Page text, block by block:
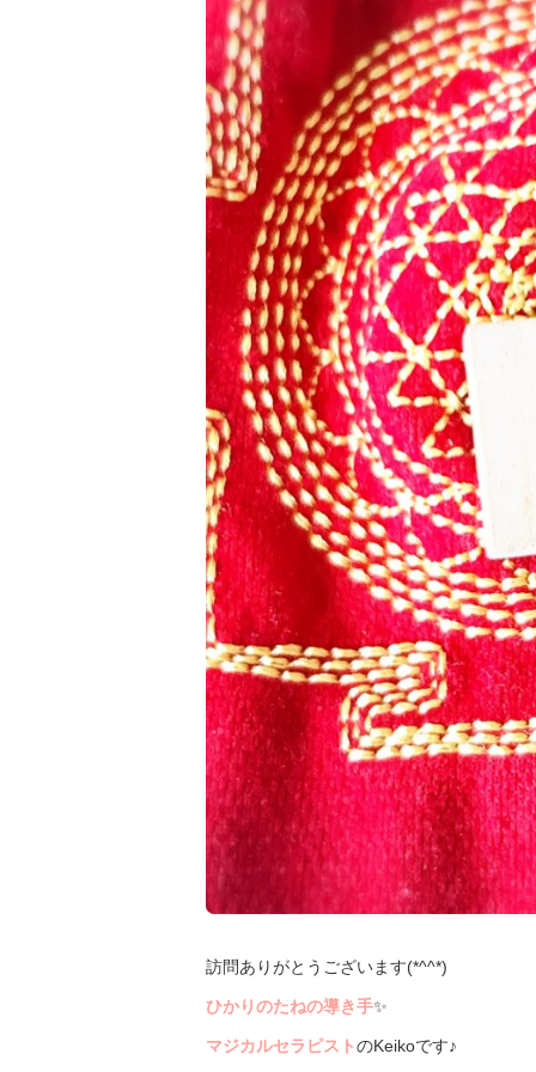
訪問ありがとうございます(*^^*)
ひかりのたねの導き手✨
マジカルセラピストのKeikoです♪